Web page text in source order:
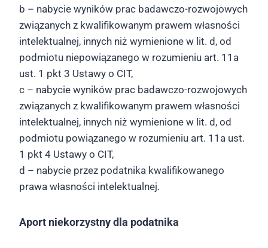
b – nabycie wyników prac badawczo-rozwojowych
związanych z kwalifikowanym prawem własności
intelektualnej, innych niż wymienione w lit. d, od
podmiotu niepowiązanego w rozumieniu art. 11a
ust. 1 pkt 3 Ustawy o CIT,
c – nabycie wyników prac badawczo-rozwojowych
związanych z kwalifikowanym prawem własności
intelektualnej, innych niż wymienione w lit. d, od
podmiotu powiązanego w rozumieniu art. 11a ust.
1 pkt 4 Ustawy o CIT,
d – nabycie przez podatnika kwalifikowanego
prawa własności intelektualnej.
Aport niekorzystny dla podatnika